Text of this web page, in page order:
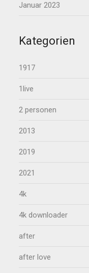
Januar 2023
Kategorien
1917
1live
2 personen
2013
2019
2021
4k
4k downloader
after
after love